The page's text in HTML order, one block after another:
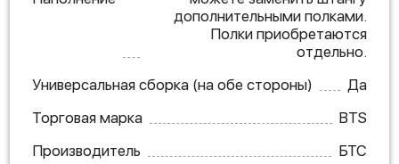
дополнительными полками.
Полки приобретаются
отдельно.
Универсальная сборка (на обе стороны)
Да
Торговая марка
BTS
Производитель
БТС